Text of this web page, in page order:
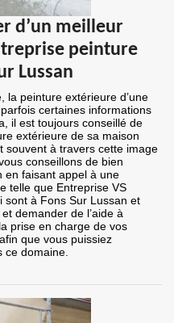
d’un meilleur
peinture
Lussan
la peinture extérieure d’une
certaines informations
il est toujours conseillé de
extérieure de sa maison
souvent à travers cette image
conseillons de bien
en faisant appel à une
telle que Entreprise VS
sont à Fons Sur Lussan et
demander de l’aide à
prise en charge de vos
que vous puissiez
ce domaine.